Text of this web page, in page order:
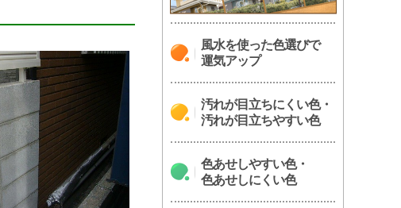
風水を使った色選びで
運気アップ
汚れが目立ちにくい色・
汚れが目立ちやすい色
色あせしやすい色・
色あせしにくい色